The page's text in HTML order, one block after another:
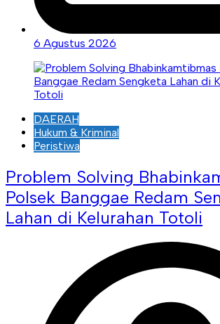
6 Agustus 2026
DAERAH
Hukum & Kriminal
Peristiwa
Problem Solving
Polsek Banggae Redam
Lahan di Kelurahan Totoli